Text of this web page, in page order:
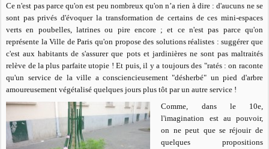
Ce n'est pas parce qu'on est peu nombreux qu'on n’a rien à dire : d'aucuns ne se
sont pas privés d'évoquer la transformation de certains de ces mini-espaces
verts en poubelles, latrines ou pire encore ; et ce n'est pas parce qu'on
représente la Ville de Paris qu'on propose des solutions réalistes : suggérer que
c'est aux habitants de s'assurer que pots et jardinières ne sont pas maltraités
relève de la plus parfaite utopie ! Et puis, il y a toujours des "ratés : on raconte
qu'un service de la ville a consciencieusement "désherbé" un pied d'arbre
amoureusement végétalisé quelques jours plus tôt par un autre service !
Comme, dans le 10e,
l'imagination est au pouvoir,
on ne peut que se réjouir de
quelques propositions